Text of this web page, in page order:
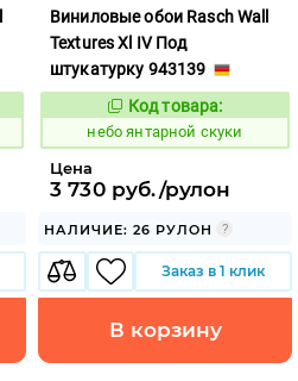
Виниловые обои Rasch Wall
Textures Xl IV Под
штукатурку 943139
1124844
Код товара:
небо янтарной скуки
Цена
3 730 руб./рулон
НАЛИЧИЕ: 26 РУЛОН
Заказ в 1 клик
В корзину